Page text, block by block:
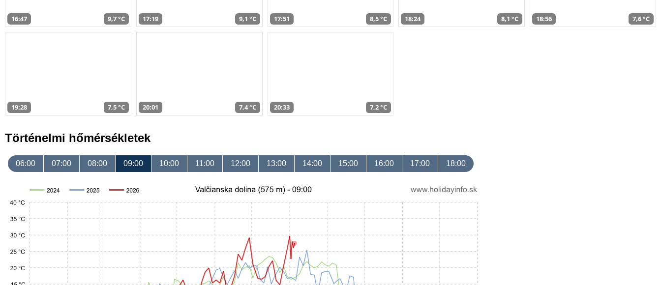
16:47 9,7 °C 17:19 9,1 °C 17:51 8,5 °C 18:24 8,1 °C 18:56 7,6 °C
19:28 7,5 °C 20:01 7,4 °C 20:33 7,2 °C
Történelmi hőmérsékletek
06:00 07:00 08:00 09:00 10:00 11:00 12:00 13:00 14:00 15:00 16:00 17:00 18:00